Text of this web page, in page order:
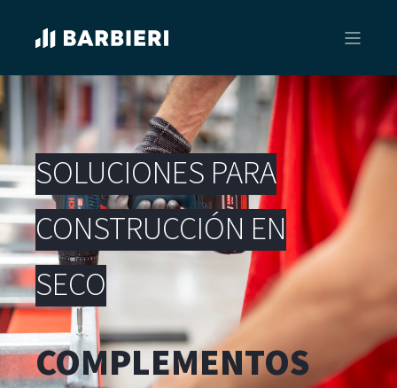
SOLUCIONES PARA
CONSTRUCCIÓN EN
SECO
COMPLEMENTOS